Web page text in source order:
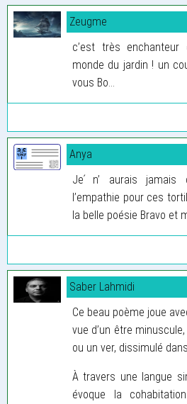
Zeugme
c’est très
monde du jardin ! un
vous Bo...
Anya
Je ́n’ aurais
l’empathie pour ces
la belle poésie Bravo et
Saber Lahmidi
Ce beau poème joue
vue d’un être
ou un ver, dissimulé
À travers une langue
évoque la